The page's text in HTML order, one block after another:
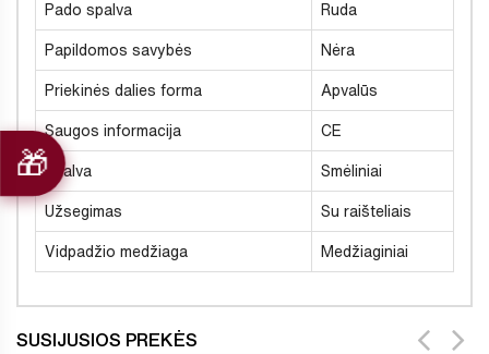
Pado spalva Ruda
Papildomos savybės Nėra
Priekinės dalies forma Apvalūs
Saugos informacija CE
Spalva Smėliniai
Užsegimas Su raišteliais
Vidpadžio medžiaga Medžiaginiai
SUSIJUSIOS PREKĖS